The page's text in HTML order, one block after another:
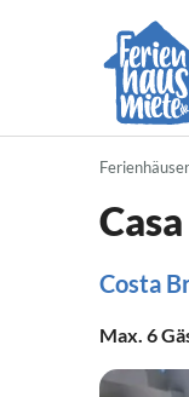
Costa
Max. 6